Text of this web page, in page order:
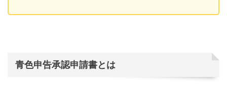
青色申告承認申請書とは